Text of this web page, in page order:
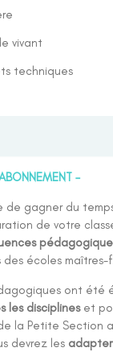
–
de gagner du
de votre
des écoles maîtres-
ont été
les disciplineset
la Petite Section
devrez les adapter
vivant
techniques